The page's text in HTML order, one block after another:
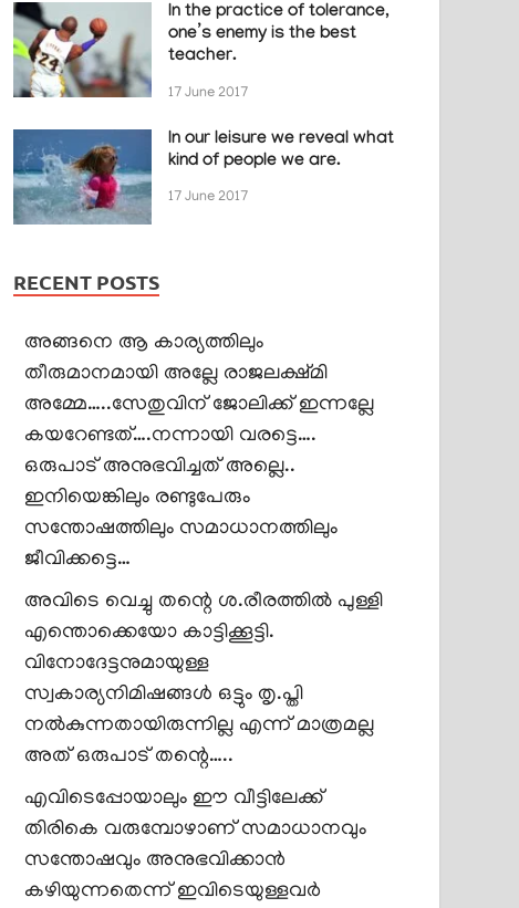
In the practice of tolerance,
one’s enemy is the best
teacher.
17 June 2017
In our leisure we reveal what
kind of people we are.
17 June 2017
RECENT POSTS
അങ്ങനെ ആ കാര്യത്തിലും
തീരുമാനമായി അല്ലേ രാജലക്ഷ്മി
അമ്മേ…..സേതുവിന് ജോലിക്ക് ഇന്നല്ലേ
കയറേണ്ടത്….നന്നായി വരട്ടെ….
ഒരുപാട് അനുഭവിച്ചത് അല്ലെ..
ഇനിയെങ്കിലും രണ്ടുപേരും
സന്തോഷത്തിലും സമാധാനത്തിലും
ജീവിക്കട്ടെ…
അവിടെ വെച്ചു തന്റെ ശ.രീരത്തിൽ പുള്ളി
എന്തൊക്കെയോ കാട്ടിക്കൂട്ടി.
വിനോദേട്ടനുമായുള്ള
സ്വകാര്യനിമിഷങ്ങൾ ഒട്ടും തൃ.പ്തി
നൽകുന്നതായിരുന്നില്ല എന്ന് മാത്രമല്ല
അത് ഒരുപാട് തന്റെ…..
എവിടെപ്പോയാലും ഈ വീട്ടിലേക്ക്
തിരികെ വരുമ്പോഴാണ് സമാധാനവും
സന്തോഷവും അനുഭവിക്കാൻ
കഴിയുന്നതെന്ന് ഇവിടെയുള്ളവർ